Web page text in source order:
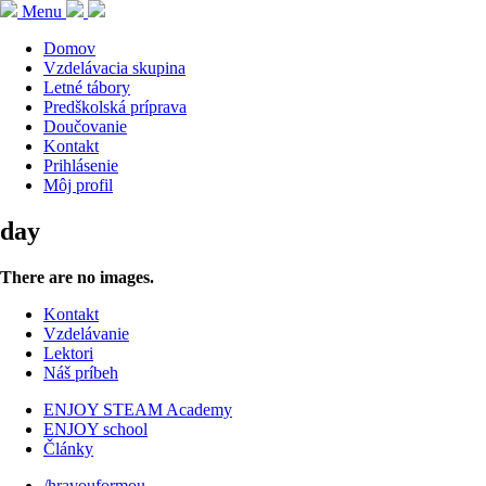
Menu
Domov
Vzdelávacia skupina
Letné tábory
Predškolská príprava
Doučovanie
Kontakt
Prihlásenie
Môj profil
day
There are no images.
Kontakt
Vzdelávanie
Lektori
Náš príbeh
ENJOY STEAM Academy
ENJOY school
Články